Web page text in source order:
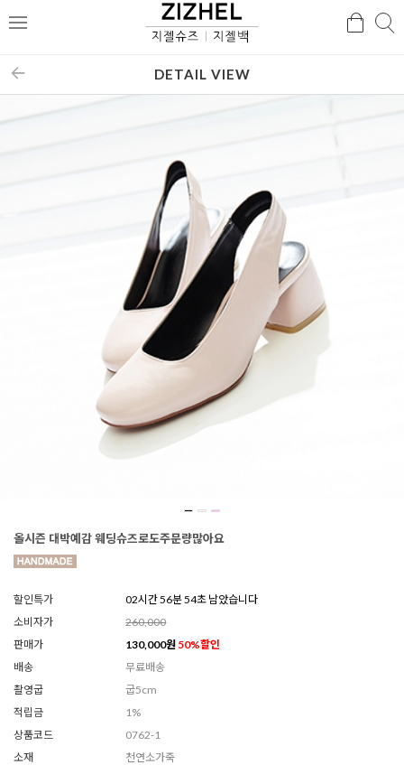
메
검
DETAIL VIEW
올시즌 대박예감 웨딩슈즈로도주문량많아요
할인특가
02시간 56분 52초 남았습니다
소비자가
260,000
판매가
130,000원 50%할인
배송
무료배송
촬영굽
굽5cm
적립금
1%
상품코드
0762-1
소재
천연소가죽